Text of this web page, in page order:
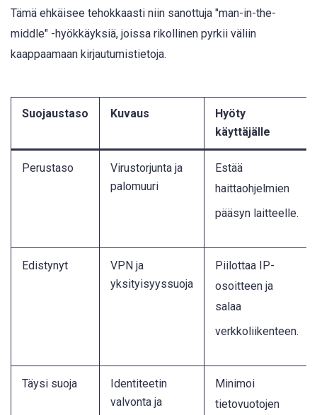
Tämä ehkäisee tehokkaasti niin sanottuja "man-in-the-
middle" -hyökkäyksiä, joissa rikollinen pyrkii väliin
kaappaamaan kirjautumistietoja.
Suojaustaso Kuvaus
Hyöty
käyttäjälle
Perustaso
Virustorjunta ja
palomuuri
Estää
haittaohjelmien
pääsyn laitteelle.
Edistynyt
VPN ja
yksityisyyssuoja
Piilottaa IP-
osoitteen ja
salaa
verkkoliikenteen.
Täysi suoja
Identiteetin
valvonta ja
Minimoi
tietovuotojen